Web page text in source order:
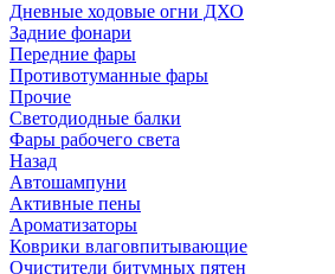
Дневные ходовые огни ДХО
Задние фонари
Передние фары
Противотуманные фары
Прочие
Светодиодные балки
Фары рабочего света
Назад
Автошампуни
Активные пены
Ароматизаторы
Коврики влаговпитывающие
Очистители битумных пятен